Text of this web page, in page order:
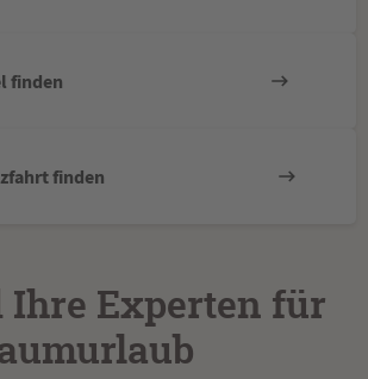
finden
finden
Ihre Experten für